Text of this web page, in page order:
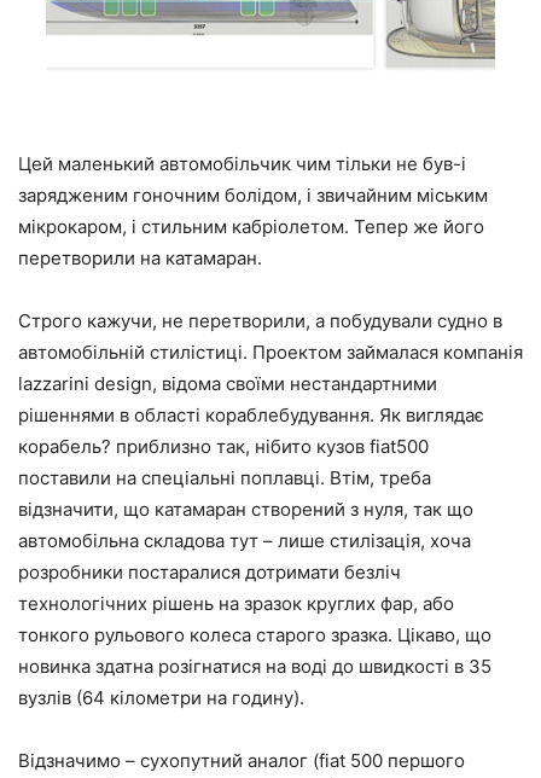
Цей маленький автомобільчик чим тільки не був-і
зарядженим гоночним болідом, і звичайним міським
мікрокаром, і стильним кабріолетом. Тепер же його
перетворили на катамаран.
Строго кажучи, не перетворили, а побудували судно в
автомобільній стилістиці. Проектом займалася компанія
lazzarini design, відома своїми нестандартними
рішеннями в області кораблебудування. Як виглядає
корабель? приблизно так, нібито кузов fiat500
поставили на спеціальні поплавці. Втім, треба
відзначити, що катамаран створений з нуля, так що
автомобільна складова тут – лише стилізація, хоча
розробники постаралися дотримати безліч
технологічних рішень на зразок круглих фар, або
тонкого рульового колеса старого зразка. Цікаво, що
новинка здатна розігнатися на воді до швидкості в 35
вузлів (64 кілометри на годину).
Відзначимо – сухопутний аналог (fiat 500 першого